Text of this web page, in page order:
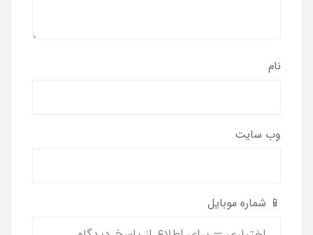
نام
وب‌ سایت
📱 شماره موبایل